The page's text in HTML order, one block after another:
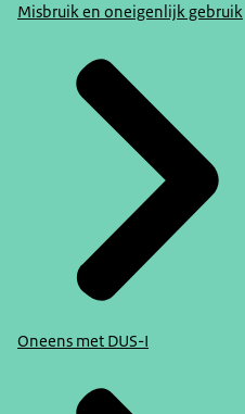
Misbruik en oneigenlijk gebruik
Oneens met DUS-I